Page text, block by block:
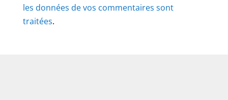
les données de vos commentaires sont
traitées.